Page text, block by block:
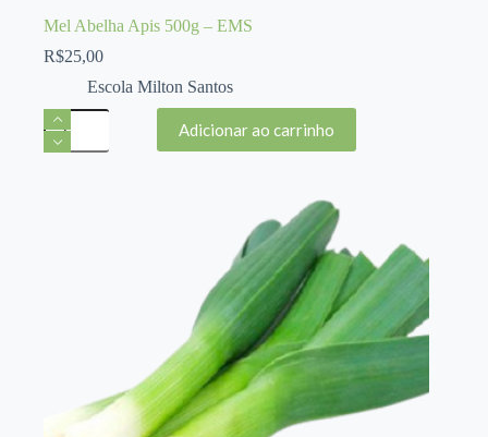
Mel Abelha Apis 500g – EMS
R$25,00
Escola Milton Santos
Mel
Abelha
Apis
Adicionar ao carrinho